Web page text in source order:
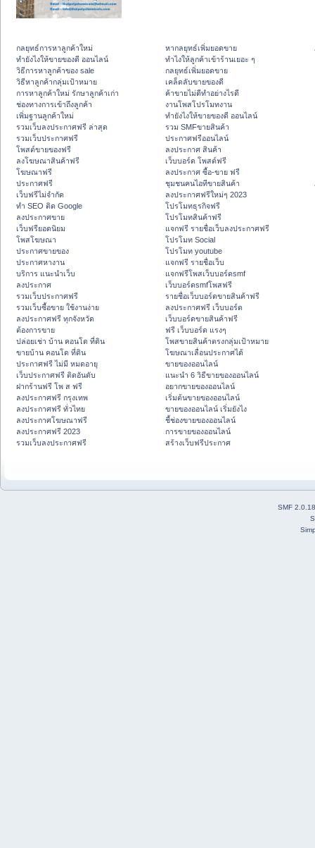
กลยุทธ์การหาลูกค้าใหม่
ทํายังไงให้ขายของดี ออนไลน์
วิธีการหาลูกค้าของ sale
วิธีหาลูกค้ากลุ่มเป้าหมาย
การหาลูกค้าใหม่ รักษาลูกค้าเก่า
ช่องทางการเข้าถึงลูกค้า
เพิ่มฐานลูกค้าใหม่
รวมเว็บลงประกาศฟรี ล่าสุด
รวมเว็บประกาศฟรี
โพสต์ขายของฟรี
ลงโฆษณาสินค้าฟรี
โฆษณาฟรี
ประกาศฟรี
เว็บฟรีไม่จำกัด
ทำ SEO ติด Google
ลงประกาศขาย
เว็บฟรียอดนิยม
โพสโฆษณา
ประกาศขายของ
ประกาศหางาน
บริการ แนะนำเว็บ
ลงประกาศ
รวมเว็บประกาศฟรี
รวมเว็บซื้อขาย ใช้งานง่าย
ลงประกาศฟรี ทุกจังหวัด
ต้องการขาย
ปล่อยเช่า บ้าน คอนโด ที่ดิน
ขายบ้าน คอนโด ที่ดิน
ประกาศฟรี ไม่มี หมดอายุ
เว็บประกาศฟรี ติดอันดับ
ฝากร้านฟรี โพ ส ฟรี
ลงประกาศฟรี กรุงเทพ
ลงประกาศฟรี ทั่วไทย
ลงประกาศโฆษณาฟรี
ลงประกาศฟรี 2023
รวมเว็บลงประกาศฟรี
หากลยุทธ์เพิ่มยอดขาย
ทําไงให้ลูกค้าเข้าร้านเยอะ ๆ
กลยุทธ์เพิ่มยอดขาย
เคล็ดลับขายของดี
ค้าขายไม่ดีทำอย่างไรดี
งานโพสโปรโมทงาน
ทํายังไงให้ขายของดี ออนไลน์
รวม SMFขายสินค้า
ประกาศฟรีออนไลน์
ลงประกาศ สินค้า
เว็บบอร์ด โพสต์ฟรี
ลงประกาศ ซื้อ-ขาย ฟรี
ชุมชนคนไอทีขายสินค้า
ลงประกาศฟรีใหม่ๆ 2023
โปรโมทธุรกิจฟรี
โปรโมทสินค้าฟรี
แจกฟรี รายชื่อเว็บลงประกาศฟรี
โปรโมท Social
โปรโมท youtube
แจกฟรี รายชื่อเว็บ
แจกฟรีโพสเว็บบอร์ดsmf
เว็บบอร์ดsmfโพสฟรี
รายชื่อเว็บบอร์ดขายสินค้าฟรี
ลงประกาศฟรี เว็บบอร์ด
เว็บบอร์ดขายสินค้าฟรี
ฟรี เว็บบอร์ด แรงๆ
โพสขายสินค้าตรงกลุ่มเป้าหมาย
โฆษณาเลื่อนประกาศได้
ขายของออนไลน์
แนะนำ 6 วิธีขายของออนไลน์
อยากขายของออนไลน์
เริ่มต้นขายของออนไลน์
ขายของออนไลน์ เริ่มยังไง
ชี้ช่องขายของออนไลน์
การขายของออนไลน์
สร้างเว็บฟรีประกาศ
SMF 2.0.18